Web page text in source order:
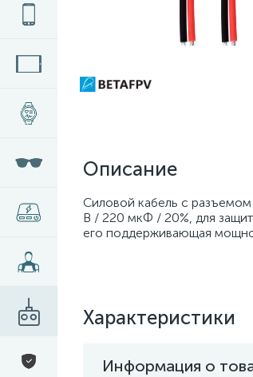
Описание
Силовой кабель с
В / 220 мкФ / 20%, для
его поддерживающая
Характеристики
Информация о